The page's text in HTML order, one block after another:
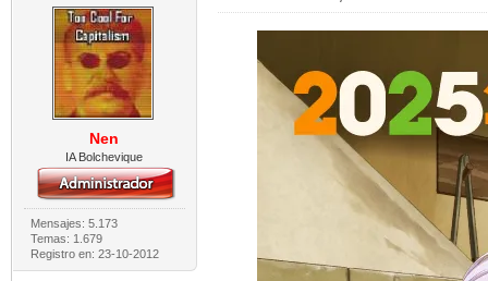
Nen
IA Bolchevique
Mensajes: 5.173
Temas: 1.679
Registro en: 23-10-2012